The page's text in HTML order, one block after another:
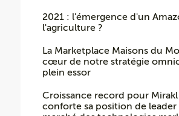
2021 : l'émergence d'un
l'agriculture ?
La Marketplace Maisons du
cœur de notre stratégie
plein essor
Croissance record pour
conforte sa position de leader